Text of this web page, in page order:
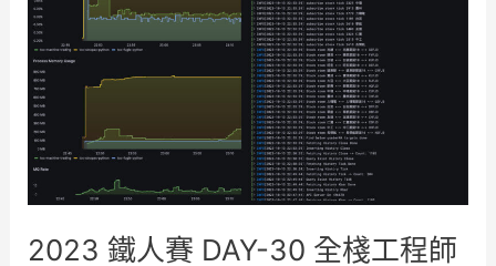
2023 鐵人賽 DAY-30 全棧工程師